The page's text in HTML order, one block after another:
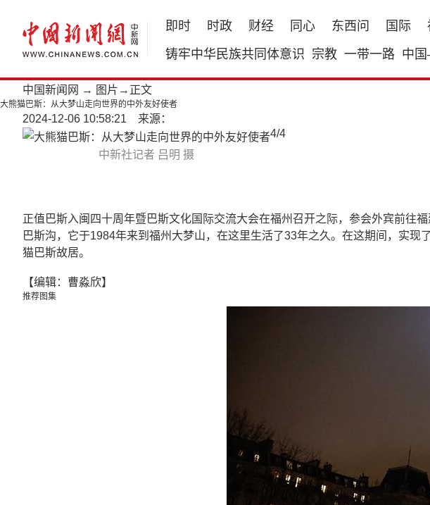
即时 时政 财经 同心 东西问 国际
铸牢中华民族共同体意识 宗教 一带一路 中
中国新闻网 → 图片 →正文
大熊猫巴斯：从大梦山走向世界的中外友好使者
2024-12-06 10:58:21 来源：
中新社记者 吕明 摄
4/4
正值巴斯入闽四十周年暨巴斯文化国际交流大会在福州召开之际，参会外宾前往
巴斯沟，它于1984年来到福州大梦山，在这里生活了33年之久。在这期间，实
猫巴斯故居。
【编辑：曹淼欣】
推荐图集